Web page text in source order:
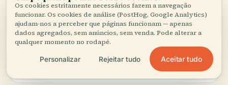
Parada para
Refeições:
Forsthaus Neuhaus,
Naturfreundehaus Kirschheck.
Locais para Piquenique:Ao longo das trilhas.
Os cookies estritamente necessários fazem a navegação
funcionar. Os cookies de análise (PostHog, Google Analytics)
ajudam-nos a perceber que páginas funcionam — apenas
dados agregados, sem anúncios, sem venda. Pode alterar a
qualquer momento no rodapé.
Personalizar Rejeitar tudo Aceitar tudo